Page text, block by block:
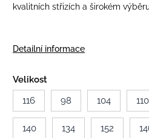
kvalitních střizích a širokém
Detailní informace
Velikost
116
98 104 110
140 134 152